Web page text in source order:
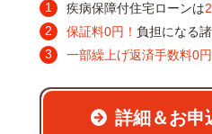
疾病保障付住宅ローンは
保証料0円！ 負担になる
一部繰上げ返済手数料0円
詳細＆お申